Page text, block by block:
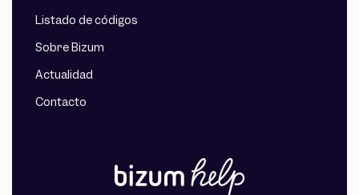
Listado de códigos
Sobre Bizum
Actualidad
Contacto